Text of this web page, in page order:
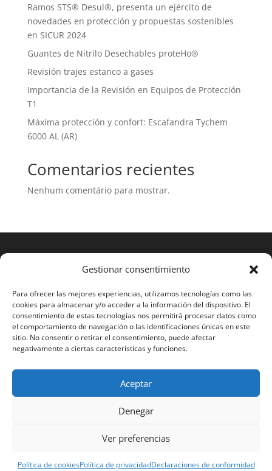
Gestionar consentimiento
Para ofrecer las mejores experiencias, utilizamos tecnologías como las
cookies para almacenar y/o acceder a la información del dispositivo. El
consentimiento de estas tecnologías nos permitirá procesar datos como
el comportamiento de navegación o las identificaciones únicas en este
sitio. No consentir o retirar el consentimiento, puede afectar
negativamente a ciertas características y funciones.
Aceptar
Denegar
Ver preferencias
Política de cookiesPolítica de privacidadDeclaraciones de conformidad
Ramos STS® Desul®, presenta un ejército de
novedades en protección y propuestas sostenibles
en SICUR 2024
Guantes de Nitrilo Desechables proteHo®
Revisión trajes estanco a gases
Importancia de la Revisión en Equipos de Protección
T1
Máxima protección y confort: Escafandra Tychem
6000 AL (AR)
Comentarios recientes
Nenhum comentário para mostrar.
English Français